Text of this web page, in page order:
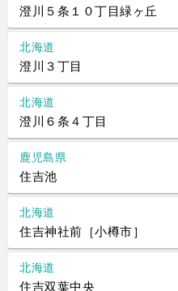
澄川５条１０丁目緑ヶ丘
北海道
澄川３丁目
北海道
澄川６条４丁目
鹿児島県
住吉池
北海道
住吉神社前［小樽市］
北海道
住吉双葉中央